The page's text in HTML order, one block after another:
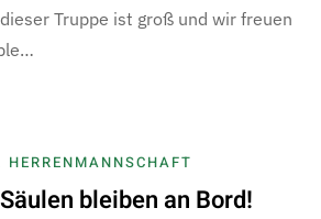
Truppe ist groß und wir freuen
bleiben an Bord!